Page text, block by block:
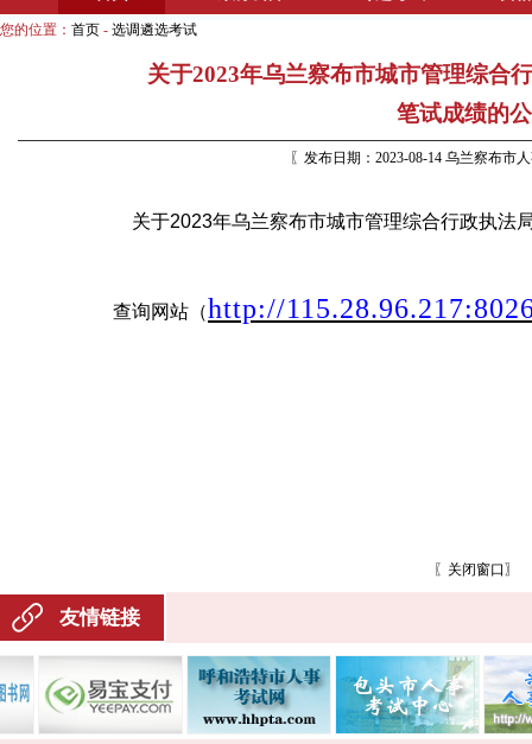
您的位置： 首页 - 选调遴选考试
关于2023年乌兰察布市城市管理综合
笔试成绩的
〖发布日期：2023-08-14 乌兰察布市
关于2023年乌兰察布市城市管理综合行政执法
查询网站（http://
〖 关闭窗口 〗
友情链接